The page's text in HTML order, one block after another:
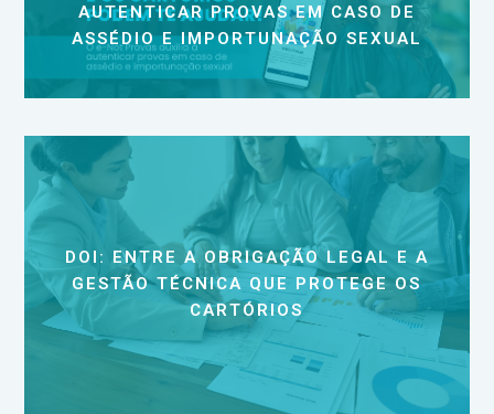
AUTENTICAR PROVAS EM CASO DE
ASSÉDIO E IMPORTUNAÇÃO SEXUAL
DOI: ENTRE A OBRIGAÇÃO LEGAL E A
GESTÃO TÉCNICA QUE PROTEGE OS
CARTÓRIOS